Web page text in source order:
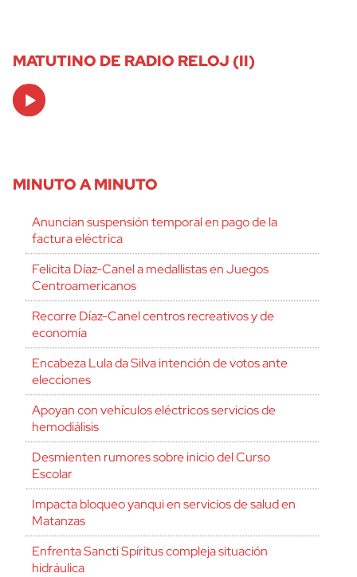
MATUTINO DE RADIO RELOJ (II)
Audio
Player
MINUTO A MINUTO
Anuncian suspensión temporal en pago de la
factura eléctrica
Felicita Díaz-Canel a medallistas en Juegos
Centroamericanos
Recorre Díaz-Canel centros recreativos y de
economía
Encabeza Lula da Silva intención de votos ante
elecciones
Apoyan con vehículos eléctricos servicios de
hemodiálisis
Desmienten rumores sobre inicio del Curso
Escolar
Impacta bloqueo yanqui en servicios de salud en
Matanzas
Enfrenta Sancti Spíritus compleja situación
hidráulica